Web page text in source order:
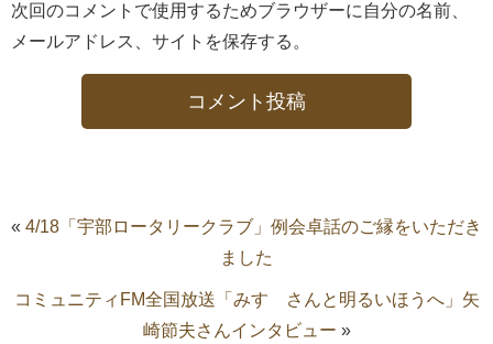
次回のコメントで使用するためブラウザーに自分の名前、
メールアドレス、サイトを保存する。
« 4/18「宇部ロータリークラブ」例会卓話のご縁をいただき
ました
コミュニティFM全国放送「みすゞさんと明るいほうへ」矢
崎節夫さんインタビュー »